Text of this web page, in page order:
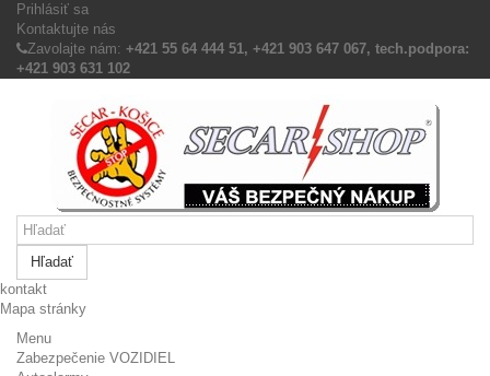
Prihlásiť sa
Kontaktujte nás
Zavolajte nám: +421 55 64 444 51, +421 903 647 067, tech.podpora:
+421 903 631 102
Hľadať
kontakt
Mapa stránky
Menu
Zabezpečenie VOZIDIEL